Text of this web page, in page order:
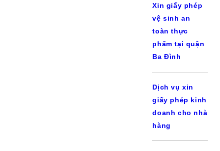
Xin giấy phép
vệ sinh an
toàn thực
phẩm tại quận
Ba Đình
Dịch vụ xin
giấy phép kinh
doanh cho nhà
hàng